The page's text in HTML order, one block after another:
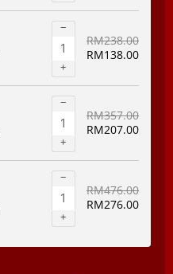
−
+
RM238.00
RM138.00
−
+
RM357.00
RM207.00
−
+
RM476.00
RM276.00